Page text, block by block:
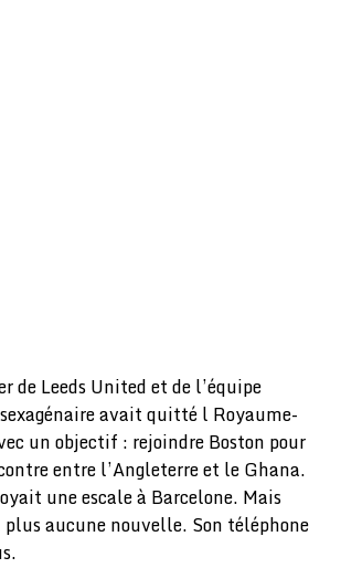
de Leeds United et de l’équipe
avait quitté l Royaume-
un objectif : rejoindre Boston pour
entre l’Angleterre et le Ghana.
une escale à Barcelone. Mais
aucune nouvelle. Son téléphone